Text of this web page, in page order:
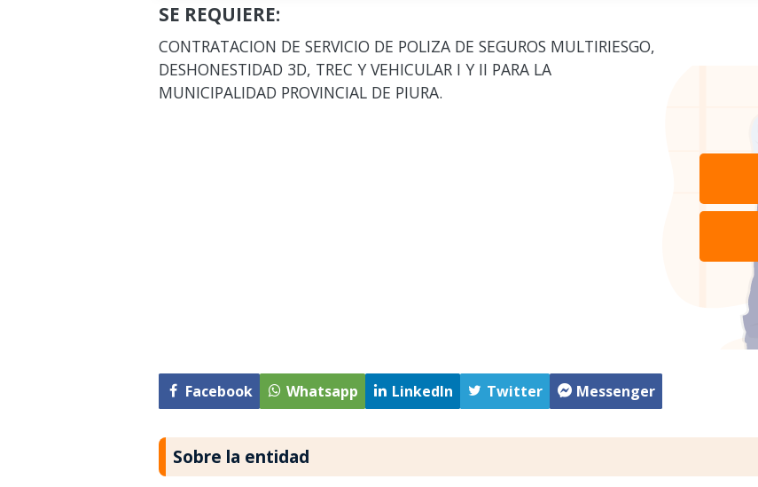
SE REQUIERE:
CONTRATACION DE SERVICIO DE POLIZA DE SEGUROS MULTIRIESGO,
DESHONESTIDAD 3D, TREC Y VEHICULAR I Y II PARA LA
MUNICIPALIDAD PROVINCIAL DE PIURA.
Facebook Whatsapp LinkedIn Twitter Messenger
Sobre la entidad